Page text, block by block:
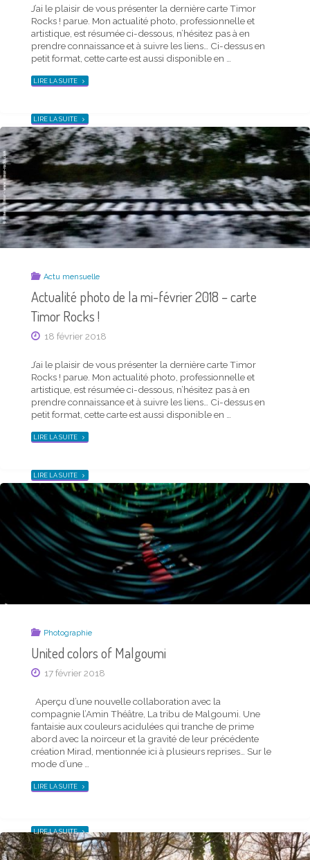
15 juillet 2019
J’ai le plaisir de vous présenter la dernière carte Timor
Rocks ! parue. Mon actualité photo, professionnelle et
prendre connaissance et à suivre les liens… Ci-dessus en
LIRE LA SUITE"ACTUALITÉ
PHOTO
DE
LA
MI-
JUILLET
2019
–
TIMOR
ROCKS !"
Actu mensuelle
Actualité photo de la mi-juin 2019 – carte Timor
20 juin 2019
J’ai le plaisir de vous présenter la dernière carte Timor
Rocks ! parue. Mon actualité photo, professionnelle et
prendre connaissance et à suivre les liens… Ci-dessus en
LIRE LA SUITE"ACTUALITÉ
PHOTO
DE
LA
MI-
JUIN
2019
–
CARTE
TIMOR
ROCKS !"
Actu mensuelle
Rocks !
19 mai 2019
J’ai le plaisir de vous présenter la dernière carte Timor
artistique, est résumée ci-dessous, n’hésitez pas à en
LIRE LA SUITE"ACTUALITÉ
PHOTO
DE
LA
J’ai le plaisir de vous présenter la dernière carte Timor
Rocks ! parue. Mon actualité photo, professionnelle et
artistique, est résumée ci-dessous, n’hésitez pas à en
prendre connaissance et à suivre les liens… Ci-dessus en
petit format, cette carte est aussi disponible en …
LIRE LA SUITE"ACTUALITÉ
PHOTO
MARS
2018
–
CARTE
TIMOR
ROCKS !"
Actu mensuelle
Actualité photo de la mi-février 2018 – carte
Timor Rocks !
18 février 2018
J’ai le plaisir de vous présenter la dernière carte Timor
Rocks ! parue. Mon actualité photo, professionnelle et
artistique, est résumée ci-dessous, n’hésitez pas à en
prendre connaissance et à suivre les liens… Ci-dessus en
petit format, cette carte est aussi disponible en …
LIRE LA SUITE"ACTUALITÉ
PHOTO
FÉVRIER
2018
–
CARTE
TIMOR
ROCKS !"
Photographie
United colors of Malgoumi
17 février 2018
Aperçu d’une nouvelle collaboration avec la
compagnie l’Amin Théâtre, La tribu de Malgoumi. Une
fantaisie aux couleurs acidulées qui tranche de prime
abord avec la noirceur et la gravité de leur précédente
création Mirad, mentionnée ici à plusieurs reprises… Sur le
mode d’une …
LIRE LA SUITE"UNITED
COLORS